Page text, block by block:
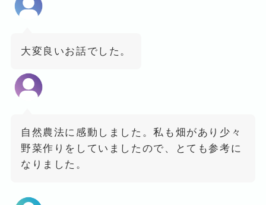
大変良いお話でした。
自然農法に感動しました。私も畑があり少々
野菜作りをしていましたので、とても参考に
なりました。